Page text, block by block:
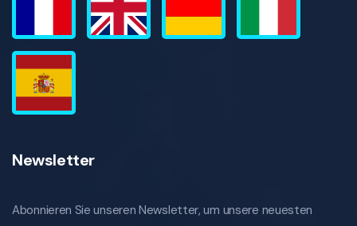
Newsletter
Abonnieren Sie unseren Newsletter, um unsere neuesten